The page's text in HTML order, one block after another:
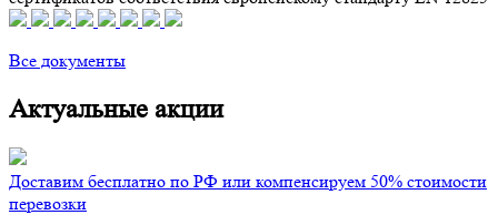
Все документы
Актуальные акции
Доставим бесплатно по РФ или компенсируем 50% стоимости
перевозки